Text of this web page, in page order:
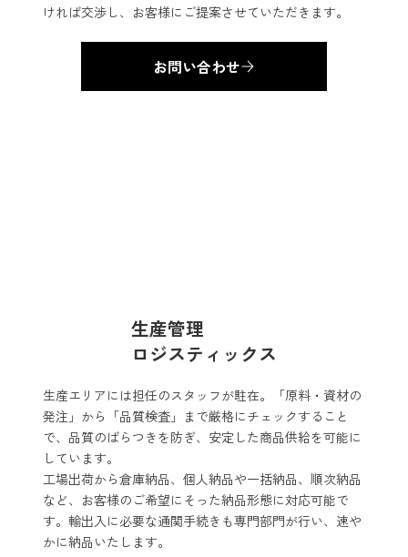
ければ交渉し、お客様にご提案させていただきます。
お問い合わせ
生産管理
ロジスティックス
生産エリアには担任のスタッフが駐在。「原料・資材の
発注」から「品質検査」まで厳格にチェックすること
で、品質のばらつきを防ぎ、安定した商品供給を可能に
しています。
工場出荷から倉庫納品、個人納品や一括納品、順次納品
など、お客様のご希望にそった納品形態に対応可能で
す。輸出入に必要な通関手続きも専門部門が行い、速や
かに納品いたします。